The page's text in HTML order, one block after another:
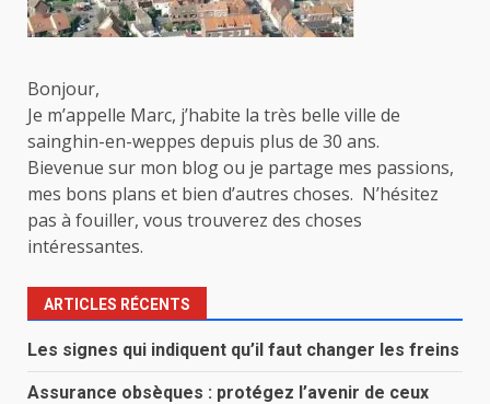
Bonjour,
Je m’appelle Marc, j’habite la très belle ville de
sainghin-en-weppes depuis plus de 30 ans.
Bievenue sur mon blog ou je partage mes passions,
mes bons plans et bien d’autres choses. N’hésitez
pas à fouiller, vous trouverez des choses
intéressantes.
ARTICLES RÉCENTS
Les signes qui indiquent qu’il faut changer les freins
Assurance obsèques : protégez l’avenir de ceux